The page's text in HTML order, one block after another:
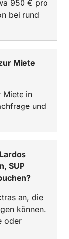
950 € pro
bei rund
Miete
Miete in
und
SUP
an, die
können.
oder